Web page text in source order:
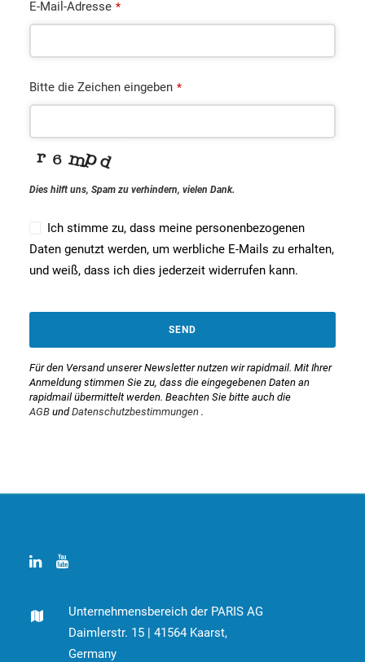
E-Mail-Adresse *
Bitte die Zeichen eingeben *
Dies hilft uns, Spam zu verhindern, vielen Dank.
Ich stimme zu, dass meine personenbezogenen
Daten genutzt werden, um werbliche E-Mails zu erhalten,
und weiß, dass ich dies jederzeit widerrufen kann.
SEND
Für den Versand unserer Newsletter nutzen wir rapidmail. Mit Ihrer
Anmeldung stimmen Sie zu, dass die eingegebenen Daten an
rapidmail übermittelt werden. Beachten Sie bitte auch die
AGB undDatenschutzbestimmungen .
blank
Unternehmensbereich der PARIS AG
Daimlerstr. 15 | 41564 Kaarst,
Germany